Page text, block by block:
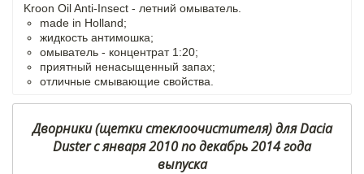
Kroon Oil Anti-Insect - летний омыватель.
made in Holland;
жидкость антимошка;
омыватель - концентрат 1:20;
приятный ненасыщенный запах;
отличные смывающие свойства.
Дворники (щетки стеклоочистителя) для Dacia
Duster с января 2010 по декабрь 2014 года
выпуска